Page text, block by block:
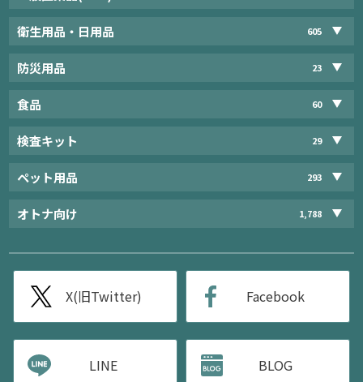
衛生用品・日用品 605
防災用品 23
食品 60
検査キット 29
ペット用品 293
オトナ向け 1,788
X(旧Twitter) Facebook
LINE BLOG